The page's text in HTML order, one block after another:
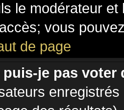
le modérateur
vous
de page
je pas voter